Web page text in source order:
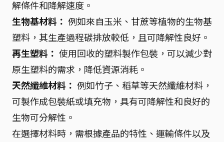
解條件和降解速度。
生物基材料： 例如來自玉米、甘蔗等植物的生物基
塑料，其生產過程碳排放較低，且可降解性良好。
再生塑料： 使用回收的塑料製作包裝，可以減少對
原生塑料的需求，降低資源消耗。
天然纖維材料： 例如竹子、稻草等天然纖維材料，
可製作成包裝紙或填充物，具有可降解性和良好的
生物可分解性。
在選擇材料時，需根據產品的特性、運輸條件以及